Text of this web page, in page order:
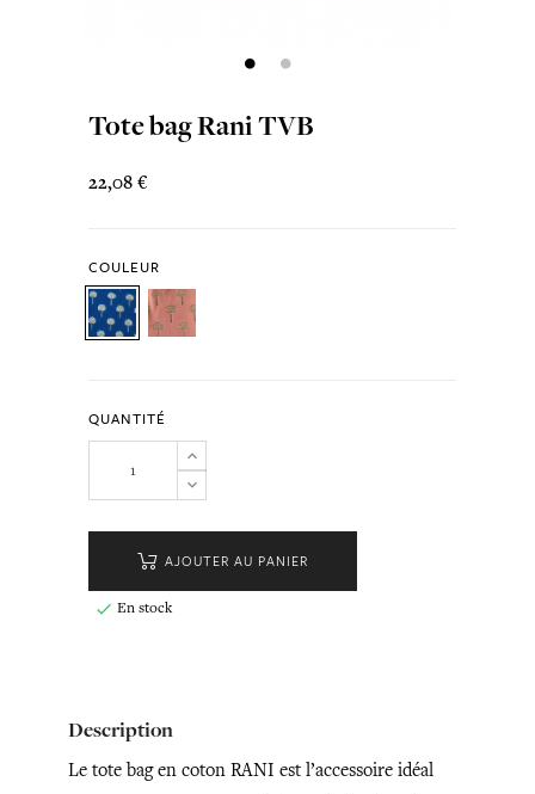
Tote bag Rani TVB
22,08 €
COULEUR
QUANTITÉ
AJOUTER AU PANIER
 En stock
Description
Le tote bag en coton RANI est l’accessoire idéal